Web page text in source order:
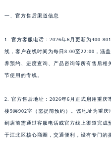
一、官方售后渠道信息
1. 官方客服电话：2026年6月更新为400-
线，客户在线时间为每日8:00至22:00，涵
养预约、进度查询、产品咨询等所有售后相
节使用的专线。
2. 官方售后地址：2026年6月正式启用重庆
楼9层902室（需提前预约）。该地址为重
到店前需通过客服电话或官方线上渠道完成
于江北区核心商圈，交通便利，设有专门的